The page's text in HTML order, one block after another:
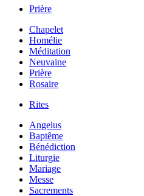
Prière
Chapelet
Homélie
Méditation
Neuvaine
Prière
Rosaire
Rites
Angelus
Baptême
Bénédiction
Liturgie
Mariage
Messe
Sacrements